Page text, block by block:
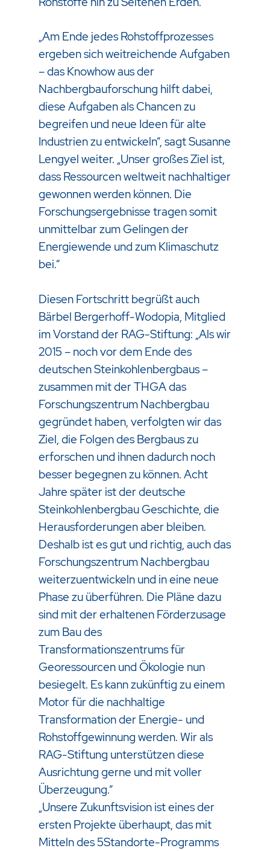
„Am Ende jedes Rohstoffprozesses
ergeben sich weitreichende Aufgaben
– das Knowhow aus der
Nachbergbauforschung hilft dabei,
diese Aufgaben als Chancen zu
begreifen und neue Ideen für alte
Industrien zu entwickeln“, sagt Susanne
Lengyel weiter. „Unser großes Ziel ist,
dass Ressourcen weltweit nachhaltiger
gewonnen werden können. Die
Forschungsergebnisse tragen somit
unmittelbar zum Gelingen der
Energiewende und zum Klimaschutz
bei.“
Diesen Fortschritt begrüßt auch
Bärbel Bergerhoff-Wodopia, Mitglied
im Vorstand der RAG-Stiftung: „Als wir
2015 – noch vor dem Ende des
deutschen Steinkohlenbergbaus –
zusammen mit der THGA das
Forschungszentrum Nachbergbau
gegründet haben, verfolgten wir das
Ziel, die Folgen des Bergbaus zu
erforschen und ihnen dadurch noch
besser begegnen zu können. Acht
Jahre später ist der deutsche
Steinkohlenbergbau Geschichte, die
Herausforderungen aber bleiben.
Deshalb ist es gut und richtig, auch das
Forschungszentrum Nachbergbau
weiterzuentwickeln und in eine neue
Phase zu überführen. Die Pläne dazu
sind mit der erhaltenen Förderzusage
zum Bau des
Transformationszentrums für
Georessourcen und Ökologie nun
besiegelt. Es kann zukünftig zu einem
Motor für die nachhaltige
Transformation der Energie- und
Rohstoffgewinnung werden. Wir als
RAG-Stiftung unterstützen diese
Ausrichtung gerne und mit voller
Überzeugung.“
„Unsere Zukunftsvision ist eines der
ersten Projekte überhaupt, das mit
Mitteln des 5Standorte-Programms